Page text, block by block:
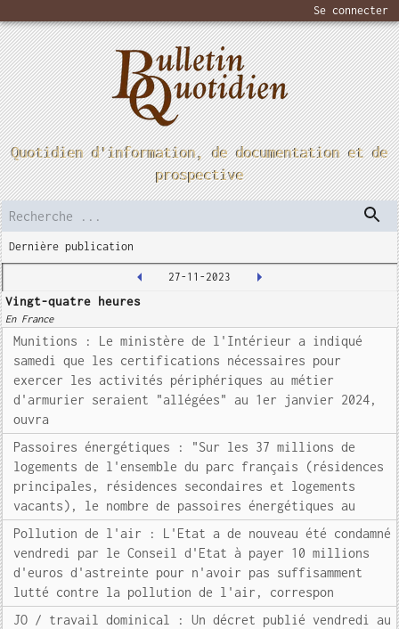
Se connecter
Quotidien d'information, de documentation et de
prospective
Dernière publication
27-11-2023
Vingt-quatre heures
En France
Munitions : Le ministère de l'Intérieur a indiqué
samedi que les certifications nécessaires pour
exercer les activités périphériques au métier
d'armurier seraient "allégées" au 1er janvier 2024,
ouvra
Passoires énergétiques : "Sur les 37 millions de
logements de l'ensemble du parc français (résidences
principales, résidences secondaires et logements
vacants), le nombre de passoires énergétiques au
Pollution de l'air : L'Etat a de nouveau été condamné
vendredi par le Conseil d'Etat à payer 10 millions
d'euros d'astreinte pour n'avoir pas suffisamment
lutté contre la pollution de l'air, correspon
JO / travail dominical : Un décret publié vendredi au